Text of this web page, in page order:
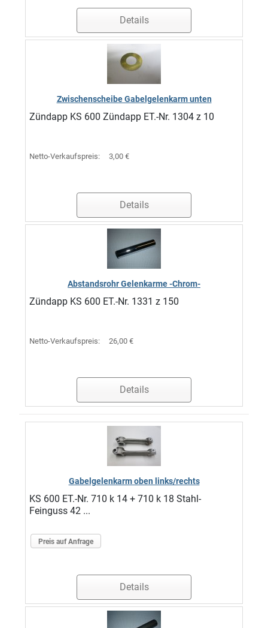
Details
Zwischenscheibe Gabelgelenkarm unten
Zündapp KS 600 Zündapp ET.-Nr. 1304 z 10
Netto-Verkaufspreis: 3,00 €
Details
Abstandsrohr Gelenkarme -Chrom-
Zündapp KS 600 ET.-Nr. 1331 z 150
Netto-Verkaufspreis: 26,00 €
Details
Gabelgelenkarm oben links/rechts
KS 600 ET.-Nr. 710 k 14 + 710 k 18 Stahl-
Feinguss 42 ...
Preis auf Anfrage
Details